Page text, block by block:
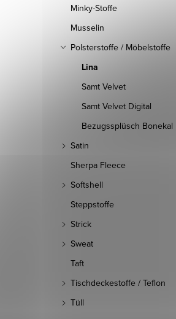
Minky-Stoffe
Musselin
Polsterstoffe / Möbelstoffe
Lina
Samt Velvet
Samt Velvet Digital
Bezugssplüsch Bonekal
Satin
Sherpa Fleece
Softshell
Steppstoffe
Strick
Sweat
Taft
Tischdeckestoffe / Teflon
Tüll